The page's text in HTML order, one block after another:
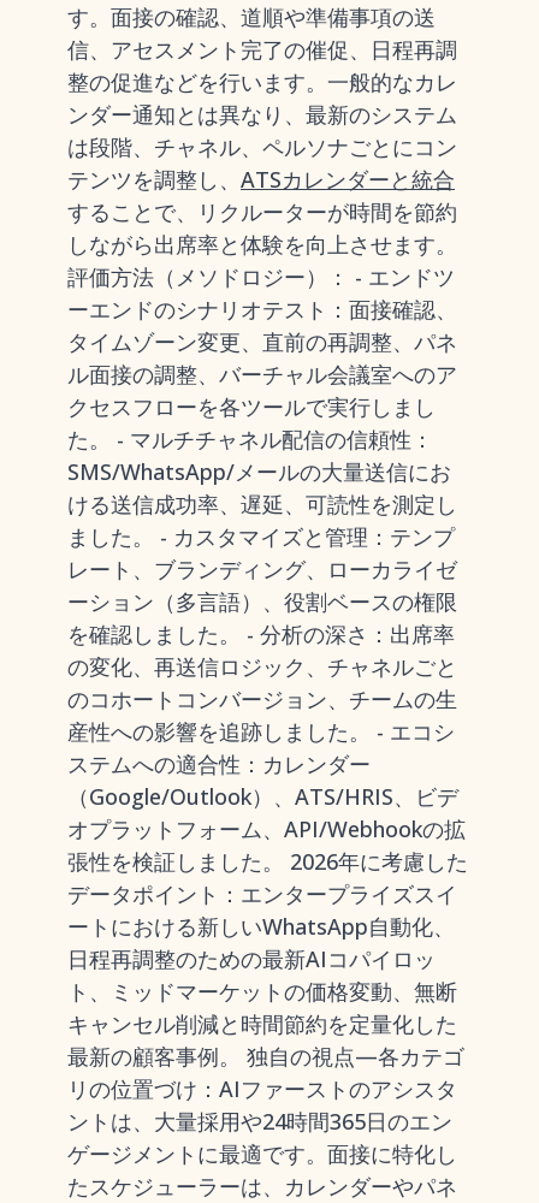
す。面接の確認、道順や準備事項の送
信、アセスメント完了の催促、日程再調
整の促進などを行います。一般的なカレ
ンダー通知とは異なり、最新のシステム
は段階、チャネル、ペルソナごとにコン
テンツを調整し、 ATSカレンダーと統合
することで、リクルーターが時間を節約
しながら出席率と体験を向上させます。
評価方法（メソドロジー）： - エンドツ
ーエンドのシナリオテスト：面接確認、
タイムゾーン変更、直前の再調整、パネ
ル面接の調整、バーチャル会議室へのア
クセスフローを各ツールで実行しまし
た。 - マルチチャネル配信の信頼性：
SMS/WhatsApp/メールの大量送信にお
ける送信成功率、遅延、可読性を測定し
ました。 - カスタマイズと管理：テンプ
レート、ブランディング、ローカライゼ
ーション（多言語）、役割ベースの権限
を確認しました。 - 分析の深さ：出席率
の変化、再送信ロジック、チャネルごと
のコホートコンバージョン、チームの生
産性への影響を追跡しました。 - エコシ
ステムへの適合性：カレンダー
（Google/Outlook）、ATS/HRIS、ビデ
オプラットフォーム、API/Webhookの拡
張性を検証しました。 2026年に考慮した
データポイント：エンタープライズスイ
ートにおける新しいWhatsApp自動化、
日程再調整のための最新AIコパイロッ
ト、ミッドマーケットの価格変動、無断
キャンセル削減と時間節約を定量化した
最新の顧客事例。 独自の視点—各カテゴ
リの位置づけ：AIファーストのアシスタ
ントは、大量採用や24時間365日のエン
ゲージメントに最適です。面接に特化し
たスケジューラーは、カレンダーやパネ